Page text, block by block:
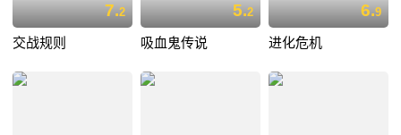
7.2
交战规则
5.2
吸血鬼传说
6.9
进化危机